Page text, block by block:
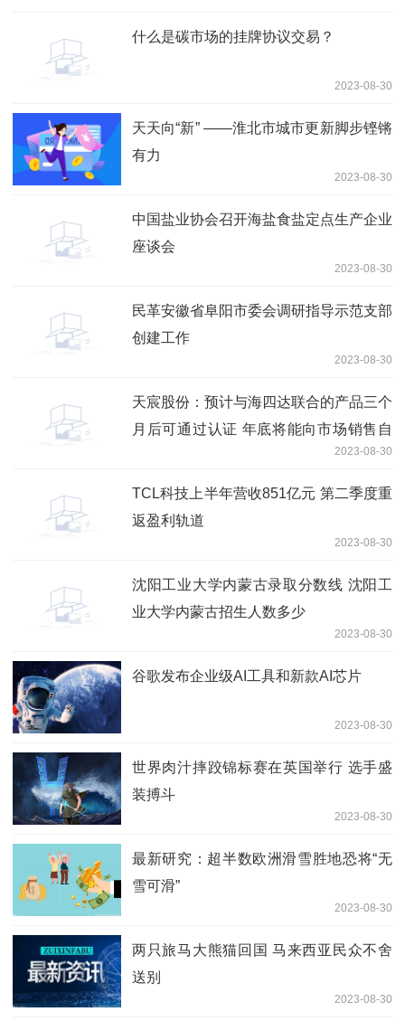
什么是碳市场的挂牌协议交易？
2023-08-30
天天向“新” ——淮北市城市更新脚步铿锵
有力
2023-08-30
中国盐业协会召开海盐食盐定点生产企业
座谈会
2023-08-30
民革安徽省阜阳市委会调研指导示范支部
创建工作
2023-08-30
天宸股份：预计与海四达联合的产品三个
月后可通过认证 年底将能向市场销售自
2023-08-30
TCL科技上半年营收851亿元 第二季度重
返盈利轨道
2023-08-30
沈阳工业大学内蒙古录取分数线 沈阳工
业大学内蒙古招生人数多少
2023-08-30
谷歌发布企业级AI工具和新款AI芯片
2023-08-30
世界肉汁摔跤锦标赛在英国举行 选手盛
装搏斗
2023-08-30
最新研究：超半数欧洲滑雪胜地恐将“无
雪可滑”
2023-08-30
两只旅马大熊猫回国 马来西亚民众不舍
送别
2023-08-30